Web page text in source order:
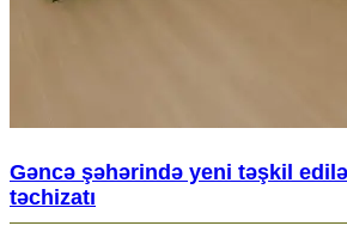
Gəncə şəhərində yeni təşkil
təchizatı